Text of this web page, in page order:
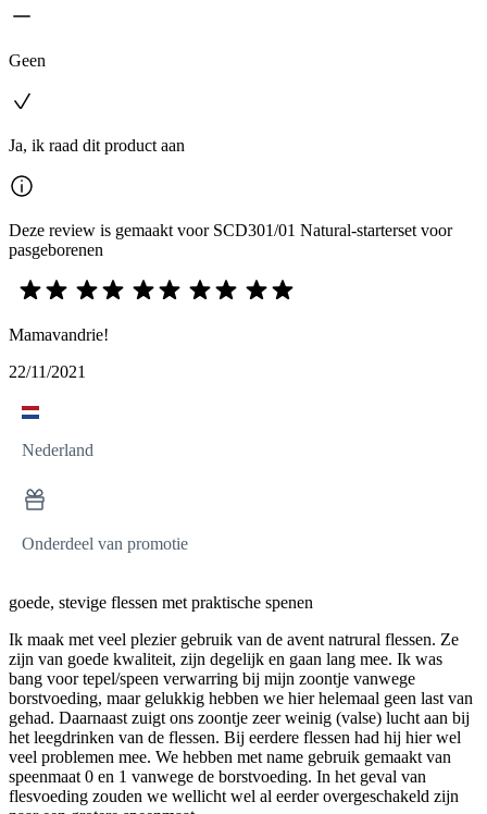
Geen
Ja, ik raad dit product aan
Deze review is gemaakt voor SCD301/01 Natural-starterset voor
pasgeborenen
Mamavandrie!
22/11/2021
Nederland
Onderdeel van promotie
goede, stevige flessen met praktische spenen
Ik maak met veel plezier gebruik van de avent natrural flessen. Ze
zijn van goede kwaliteit, zijn degelijk en gaan lang mee. Ik was
bang voor tepel/speen verwarring bij mijn zoontje vanwege
borstvoeding, maar gelukkig hebben we hier helemaal geen last van
gehad. Daarnaast zuigt ons zoontje zeer weinig (valse) lucht aan bij
het leegdrinken van de flessen. Bij eerdere flessen had hij hier wel
veel problemen mee. We hebben met name gebruik gemaakt van
speenmaat 0 en 1 vanwege de borstvoeding. In het geval van
flesvoeding zouden we wellicht wel al eerder overgeschakeld zijn